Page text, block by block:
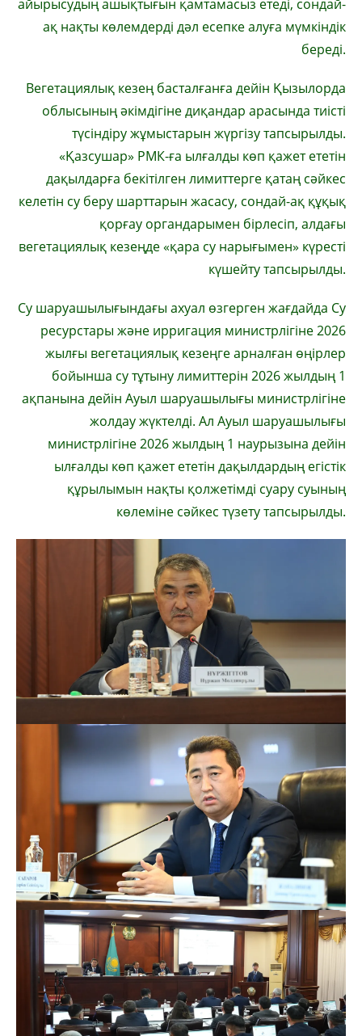
айырысудың ашықтығын қамтамасыз етеді, сондай-
ақ нақты көлемдерді дәл есепке алуға мүмкіндік
береді.
Вегетациялық кезең басталғанға дейін Қызылорда
облысының әкімдігіне диқандар арасында тиісті
түсіндіру жұмыстарын жүргізу тапсырылды.
«Қазсушар» РМК-ға ылғалды көп қажет ететін
дақылдарға бекітілген лимиттерге қатаң сәйкес
келетін су беру шарттарын жасасу, сондай-ақ құқық
қорғау органдарымен бірлесіп, алдағы
вегетациялық кезеңде «қара су нарығымен» күресті
күшейту тапсырылды.
Су шаруашылығындағы ахуал өзгерген жағдайда Су
ресурстары және ирригация министрлігіне 2026
жылғы вегетациялық кезеңге арналған өңірлер
бойынша су тұтыну лимиттерін 2026 жылдың 1
ақпанына дейін Ауыл шаруашылығы министрлігіне
жолдау жүктелді. Ал Ауыл шаруашылығы
министрлігіне 2026 жылдың 1 наурызына дейін
ылғалды көп қажет ететін дақылдардың егістік
құрылымын нақты қолжетімді суару суының
көлеміне сәйкес түзету тапсырылды.